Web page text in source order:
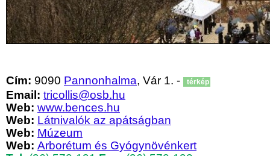
Cím: 9090 Pannonhalma, Vár 1. - térkép
Email: tricollis@osb.hu
Web: www.bences.hu
Web: Látnivalók az apátságban
Web: Múzeum
Web: Arborétum és Gyógynövénkert